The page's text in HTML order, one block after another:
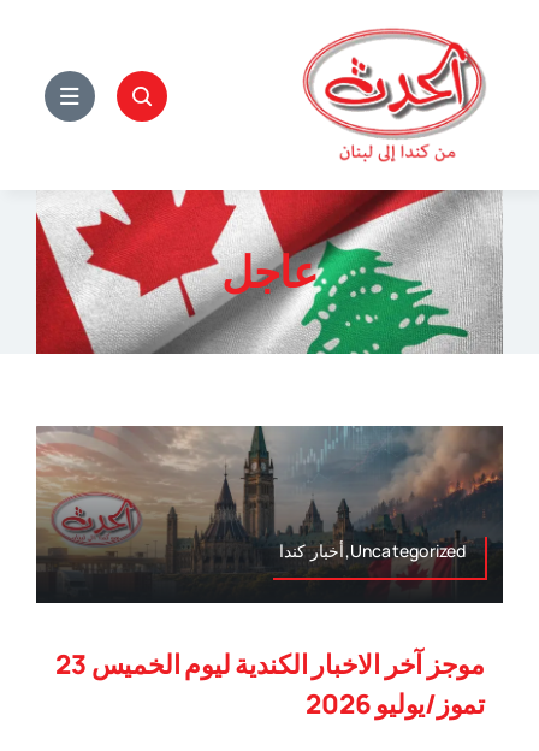
content
عاجل
Uncategorized,أخبار كندا
موجز آخر الاخبار الكندية ليوم الخميس 23
تموز/يوليو 2026